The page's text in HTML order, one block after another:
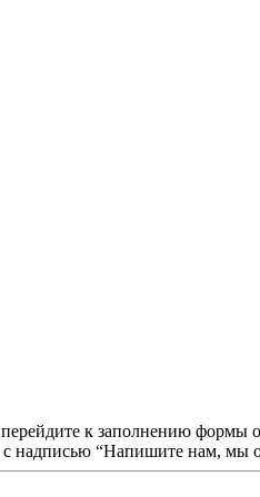
к заполнению формы
с надписью “Напишите нам, мы